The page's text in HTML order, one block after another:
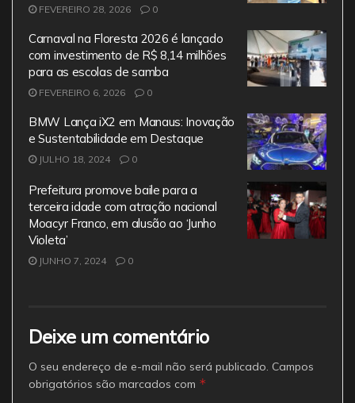
FEVEREIRO 28, 2026 0
Carnaval na Floresta 2026 é lançado
com investimento de R$ 8,14 milhões
para as escolas de samba
FEVEREIRO 6, 2026 0
BMW Lança iX2 em Manaus: Inovação
e Sustentabilidade em Destaque
JULHO 18, 2024 0
Prefeitura promove baile para a
terceira idade com atração nacional
Moacyr Franco, em alusão ao ‘Junho
Violeta’
JUNHO 7, 2024 0
Deixe um comentário
O seu endereço de e-mail não será publicado. Campos
obrigatórios são marcados com *